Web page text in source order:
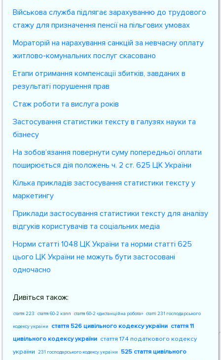
Військова служба підлягає зарахуванню до трудового
стажу для призначення пенсії на пільгових умовах
Мораторій на нарахування санкцій за невчасну оплату
житлово-комунальних послуг скасовано
Етапи отримання компенсації збитків, завданих в
результаті порушення прав
Стаж роботи та вислуга років
Застосування статистики тексту в галузях науки та
бізнесу
На зобов’язання повернути суму попередньої оплати
поширюється дія положень ч. 2 ст. 625 ЦК України
Кілька прикладів застосування статистики тексту у
маркетингу
Приклади застосування статистики тексту для аналізу
відгуків користувачів та соціальних медіа
Норми статті 1048 ЦК України та норми статті 625
цього ЦК України не можуть бути застосовані
одночасно
Дивіться також:
стаття 223 стаття 60-2 кзпп стаття 60-2 «дистанційна робота» статті 231 господарського
кодексу україни стаття 526 цивільного кодексу україни стаття 11
цивільного кодексу україни стаття 174 податкового кодексу
україни 231 господарського кодексу україни 525 стаття цивільного